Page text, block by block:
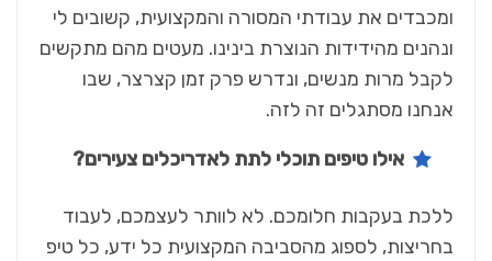
ומכבדים את עבודתי המסורה והמקצועית, קשובים לי
ונהנים מהידידות הנוצרת בינינו. מעטים מהם מתקשים
לקבל מרות מנשים, ונדרש פרק זמן קצרצר, שבו
אנחנו מסתגלים זה לזה.
אילו טיפים תוכלי לתת לאדריכלים צעירים?
ללכת בעקבות חלומכם. לא לוותר לעצמכם, לעבוד
בחריצות, לספוג מהסביבה המקצועית כל ידע, כל טיפ